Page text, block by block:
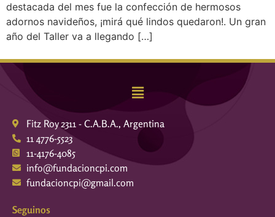
destacada del mes fue la confección de hermosos
adornos navideños, ¡mirá qué lindos quedaron!. Un gran
año del Taller va a llegando […]
Fitz Roy 2311 - C.A.B.A., Argentina
11 4776-5523
11-4176-4085
info@fundacioncpi.com
fundacioncpi@gmail.com
Seguinos